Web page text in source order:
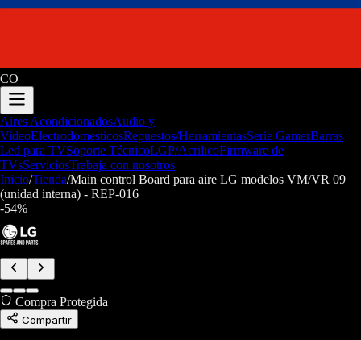
CO
Aires AcondicionadosAudio y
VideoElectrodomesticosRepuestos/HerramientasSeríe GamerBarras
Led para TVSoporte TécnicoLGP/AcrilicoFirmware de
TVsServiciosTrabaja con nosotros
Inicio/Tienda/Main control Board para aire LG modelos VM/VR 09
(unidad interna) - REP-016
-54%
Compra Protegida
Compartir